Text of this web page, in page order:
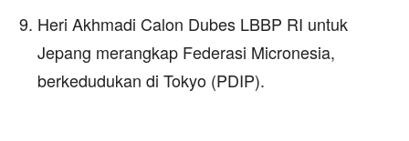
Heri Akhmadi Calon Dubes LBBP RI untuk
Jepang merangkap Federasi Micronesia,
berkedudukan di Tokyo (PDIP).